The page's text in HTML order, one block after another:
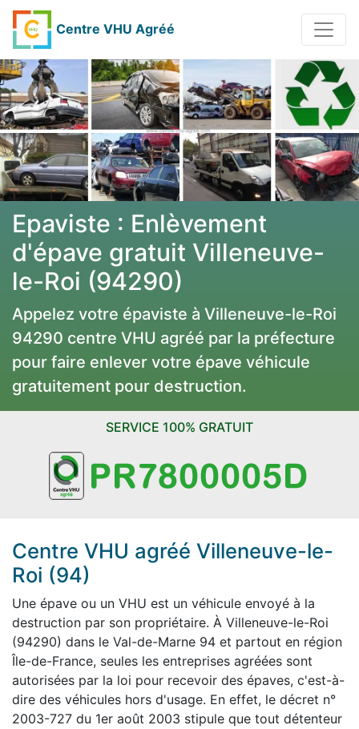
Centre VHU Agréé
Epaviste : Enlèvement
d'épave gratuit Villeneuve-
le-Roi (94290)
Appelez votre épaviste à Villeneuve-le-Roi
94290 centre VHU agréé par la préfecture
pour faire enlever votre épave véhicule
gratuitement pour destruction.
SERVICE 100% GRATUIT
Centre VHU agréé Villeneuve-le-
Roi (94)
Une épave ou un VHU est un véhicule envoyé à la
destruction par son propriétaire. À Villeneuve-le-Roi
(94290) dans le Val-de-Marne 94 et partout en région
Île-de-France, seules les entreprises agréées sont
autorisées par la loi pour recevoir des épaves, c'est-à-
dire des véhicules hors d'usage. En effet, le décret n°
2003-727 du 1er août 2003 stipule que tout détenteur